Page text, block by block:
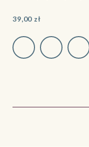
39,00 zł